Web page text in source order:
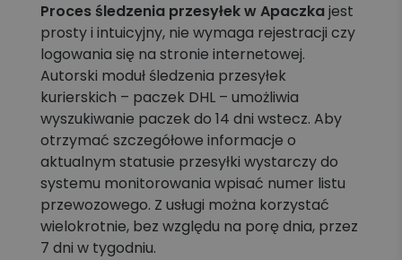
Proces śledzenia przesyłek w Apaczkajest
prosty i intuicyjny, nie wymaga rejestracji czy
logowania się na stronie internetowej.
Autorski moduł śledzenia przesyłek
kurierskich – paczek DHL – umożliwia
wyszukiwanie paczek do 14 dni wstecz. Aby
otrzymać szczegółowe informacje o
aktualnym statusie przesyłki wystarczy do
systemu monitorowania wpisać numer listu
przewozowego. Z usługi można korzystać
wielokrotnie, bez względu na porę dnia, przez
7 dni w tygodniu.